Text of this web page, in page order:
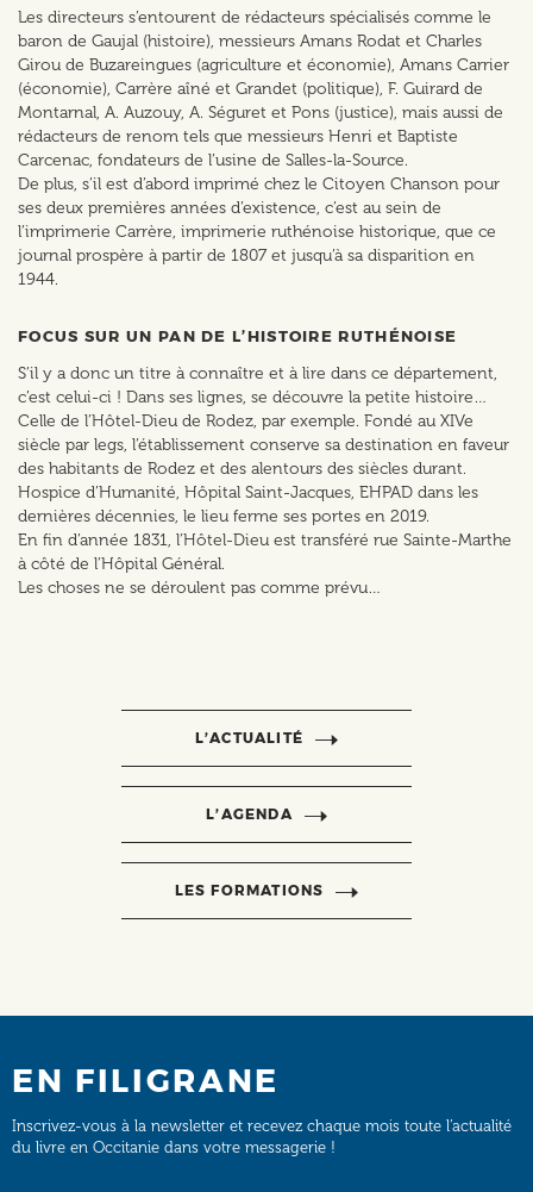
Les directeurs s’entourent de rédacteurs spécialisés comme le
baron de Gaujal (histoire), messieurs Amans Rodat et Charles
Girou de Buzareingues (agriculture et économie), Amans Carrier
(économie), Carrère aîné et Grandet (politique), F. Guirard de
Montarnal, A. Auzouy, A. Séguret et Pons (justice), mais aussi de
rédacteurs de renom tels que messieurs Henri et Baptiste
Carcenac, fondateurs de l’usine de Salles-la-Source.
De plus, s’il est d’abord imprimé chez le Citoyen Chanson pour
ses deux premières années d’existence, c’est au sein de
l’imprimerie Carrère, imprimerie ruthénoise historique, que ce
journal prospère à partir de 1807 et jusqu’à sa disparition en
1944.
FOCUS SUR UN PAN DE L’HISTOIRE RUTHÉNOISE
S’il y a donc un titre à connaître et à lire dans ce département,
c’est celui-ci ! Dans ses lignes, se découvre la petite histoire…
Celle de l’Hôtel-Dieu de Rodez, par exemple. Fondé au XIVe
siècle par legs, l’établissement conserve sa destination en faveur
des habitants de Rodez et des alentours des siècles durant.
Hospice d’Humanité, Hôpital Saint-Jacques, EHPAD dans les
dernières décennies, le lieu ferme ses portes en 2019.
En fin d’année 1831, l’Hôtel-Dieu est transféré rue Sainte-Marthe
à côté de l’Hôpital Général.
Les choses ne se déroulent pas comme prévu…
L’ACTUALITÉ
L’AGENDA
LES FORMATIONS
EN FILIGRANE
Inscrivez-vous à la newsletter et recevez chaque mois toute l’actualité
du livre en Occitanie dans votre messagerie !